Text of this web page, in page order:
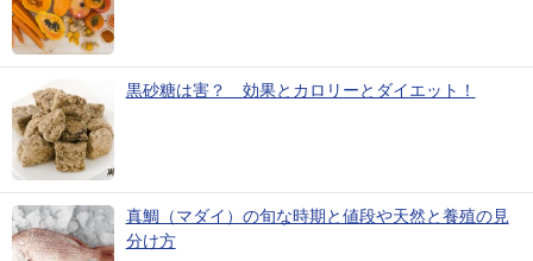
黒砂糖は害？ 効果とカロリーとダイエット！
真鯛（マダイ）の旬な時期と値段や天然と養殖の見
分け方